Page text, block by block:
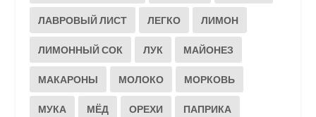
ЛАВРОВЫЙ ЛИСТ ЛЕГКО ЛИМОН
ЛИМОННЫЙ СОК ЛУК МАЙОНЕЗ
МАКАРОНЫ МОЛОКО МОРКОВЬ
МУКА МЁД ОРЕХИ ПАПРИКА